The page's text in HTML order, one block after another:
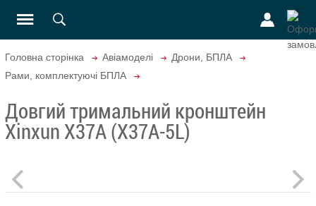
Головна сторінка Авіамоделі
Дрони, БПЛА
Рами, комплектуючі БПЛА
Довгий тримальний кронштейн
Xinxun X37A (X37A-5L)